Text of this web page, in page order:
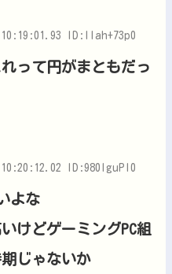
ID:Ilah+73p0
って円がまともだっ
ID:980lguPI0
よな
けどゲーミングPC組
じゃないか